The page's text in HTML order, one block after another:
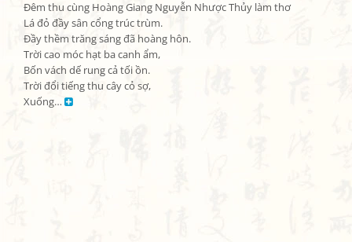
Đêm thu cùng Hoàng Giang Nguyễn Nhược Thủy làm thơ
Lá đỏ đầy sân cổng trúc trùm.
Đầy thềm trăng sáng đã hoàng hôn.
Trời cao móc hạt ba canh ẩm,
Bốn vách dế rung cả tối ồn.
Trời đổi tiếng thu cây cỏ sợ,
Xuống…